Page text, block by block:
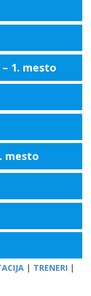
– 1. mesto
mesto
| TRENERI |